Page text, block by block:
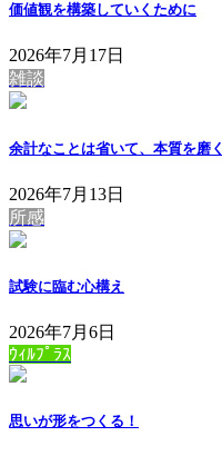
価値観を構築していくために
2026年7月17日
雑談
余計なことは省いて、本質を磨く
2026年7月13日
所感
試験に臨む心構え
2026年7月6日
ｳｨﾙﾌﾟﾗｽ
思いが形をつくる！